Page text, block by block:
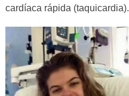
cardíaca rápida (taquicardia).